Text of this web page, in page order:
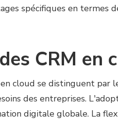
spécifiques en termes
CRM en
cloud se distinguent par
des entreprises.
digitale globale. La